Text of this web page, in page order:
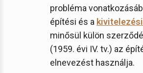
probléma
építési és a
minősül külön
(1959. évi IV. tv.) az
elnevezést használja.